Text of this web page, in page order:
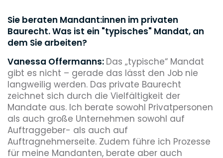
Sie beraten Mandant:innen im privaten
Baurecht. Was ist ein "typisches" Mandat, an
dem Sie arbeiten?
Vanessa Offermanns: Das „typische“ Mandat
gibt es nicht – gerade das lässt den Job nie
langweilig werden. Das private Baurecht
zeichnet sich durch die Vielfältigkeit der
Mandate aus. Ich berate sowohl Privatpersonen
als auch große Unternehmen sowohl auf
Auftraggeber- als auch auf
Auftragnehmerseite. Zudem führe ich Prozesse
für meine Mandanten, berate aber auch